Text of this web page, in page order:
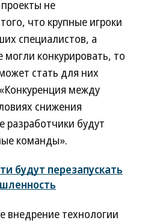
не
что крупные игроки
специалистов, а
конкурировать, то
стать для них
между
снижения
будут
команды».
будут перезапускать
внедрение технологии